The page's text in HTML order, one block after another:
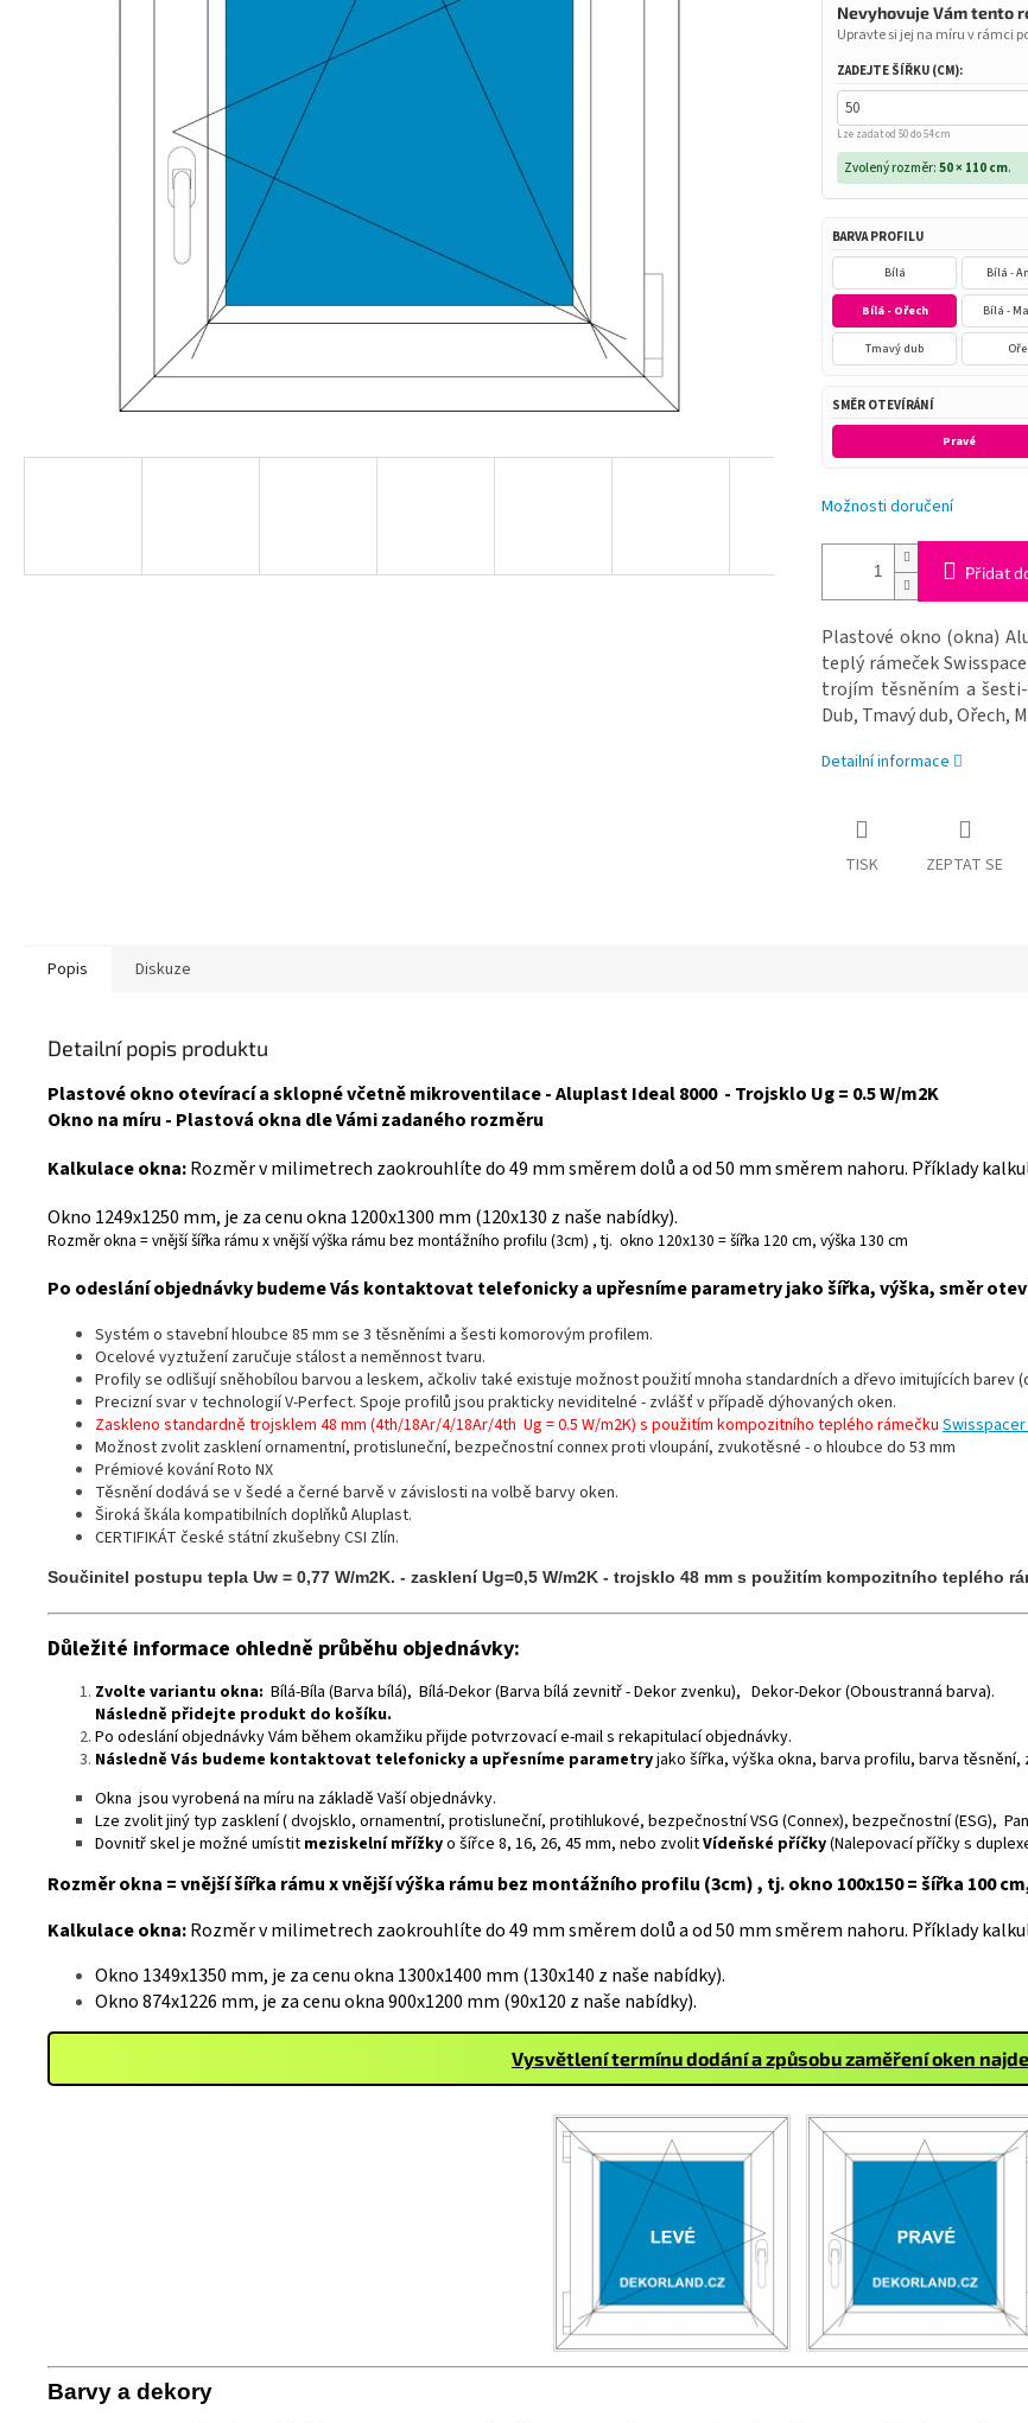
Nevyhovuje Vám tento
Upravte si jej na míru v rámci
ZADEJTE ŠÍŘKU (CM):
Lze zadat od 50 do 54 cm
Zvolený rozměr: 50 × 110 cm.
BARVA PROFILU
Bílá Bílá -
Bílá - Ořech Bílá -
Tmavý dub
SMĚR OTEVÍRÁNÍ
Pravé
Možnosti doručení
Přidat
Plastové okno (okna)
teplý rámeček
trojím těsněním a
Dub, Tmavý dub, Ořech,
Detailní informace
TISK ZEPTAT SE
Popis Diskuze
Detailní popis produktu
Plastové okno otevírací a sklopné včetně mikroventilace - Aluplast Ideal 8000 - Trojsklo Ug = 0.5 W/m2K
Okno na míru - Plastová okna dle Vámi zadaného rozměru
Kalkulace okna:Rozměr v milimetrech zaokrouhlíte do 49 mm směrem dolů a od 50 mm směrem nahoru. Příklady
Okno 1249x1250 mm, je za cenu okna 1200x1300 mm (120x130 z naše nabídky).
Rozměr okna = vnější šířka rámu x vnější výška rámu bez montážního profilu (3cm) , tj. okno 120x130 = šířka 120 cm, výška 130 cm
Po odeslání objednávky budeme Vás kontaktovat telefonicky a upřesníme parametry jako šířka, výška, směr
Systém o stavební hloubce 85 mm se 3 těsněními a šesti komorovým profilem.
Ocelové vyztužení zaručuje stálost a neměnnost tvaru.
Profily se odlišují sněhobílou barvou a leskem, ačkoliv také existuje možnost použití mnoha standardních a dřevo imitujících barev
Precizní svar v technologií V-Perfect. Spoje profilů jsou prakticky neviditelné - zvlášť v případě dýhovaných oken.
Zaskleno standardně trojsklem 48 mm (4th/18Ar/4/18Ar/4th Ug = 0.5 W/m2K) s použitím kompozitního teplého rámečku
Možnost zvolit zasklení ornamentní, protisluneční, bezpečnostní connex proti vloupání, zvukotěsné - o hloubce do 53 mm
Prémiové kování Roto NX
Těsnění dodává se v šedé a černé barvě v závislosti na volbě barvy oken.
Široká škála kompatibilních doplňků Aluplast.
CERTIFIKÁT české státní zkušebny CSI Zlín.
Součinitel postupu tepla Uw = 0,77 W/m2K. - zasklení Ug=0,5 W/m2K - trojsklo 48 mm s použitím kompozitního teplého
Důležité informace ohledně průběhu objednávky:
Zvolte variantu okna: Bílá-Bíla (Barva bílá), Bílá-Dekor (Barva bílá zevnitř - Dekor zvenku), Dekor-Dekor (Oboustranná barva).
Následně přidejte produkt do košíku.
Po odeslání objednávky Vám během okamžiku přijde potvrzovací e-mail s rekapitulací objednávky.
Následně Vás budeme kontaktovat telefonicky a upřesníme parametryjako šířka, výška okna, barva profilu, barva
Okna jsou vyrobená na míru na základě Vaší objednávky.
Lze zvolit jiný typ zasklení ( dvojsklo, ornamentní, protisluneční, protihlukové, bezpečnostní VSG (Connex), bezpečnostní (ESG),
Dovnitř skel je možné umístit meziskelní mřížkyo šířce 8, 16, 26, 45 mm, nebo zvolitVídeňské příčky(Nalepovací příčky s
Rozměr okna = vnější šířka rámu x vnější výška rámu bez montážního profilu (3cm) , tj. okno 100x150 = šířka 100
Kalkulace okna:Rozměr v milimetrech zaokrouhlíte do 49 mm směrem dolů a od 50 mm směrem nahoru. Příklady
Okno 1349x1350 mm, je za cenu okna 1300x1400 mm (130x140 z naše nabídky).
Okno 874x1226 mm, je za cenu okna 900x1200 mm (90x120 z naše nabídky).
Vysvětlení termínu dodání a způsobu zaměření oken
Barvy a dekory